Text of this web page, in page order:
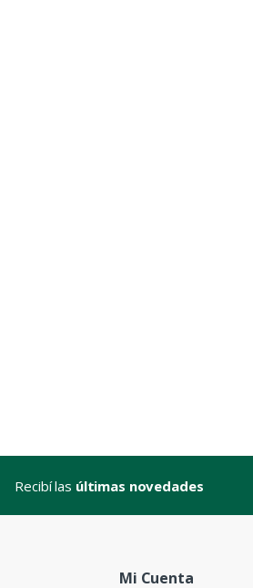
Recibí las últimas novedades
Mi Cuenta